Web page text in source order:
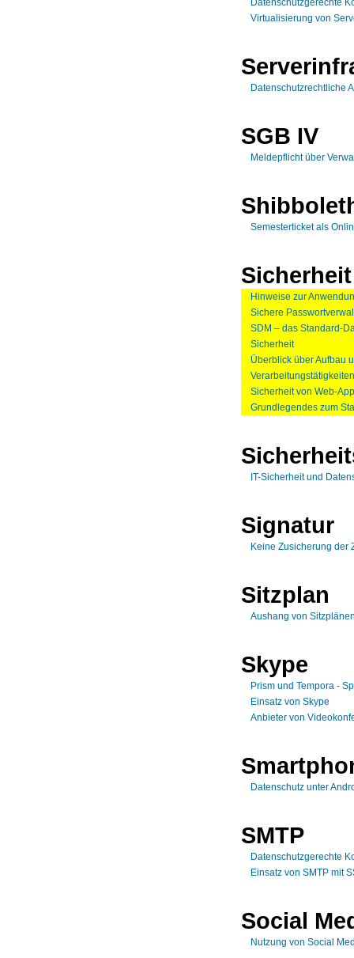
Datenschutzgerechte
Virtualisierung von
Datenschutzrechtliche
SGB IV
Meldepflicht über
Semesterticket als
Sicherheit
Hinweise zur
Sichere
SDM – das Standard-
Sicherheit
Überblick über Aufbau
Sicherheit von Web-
Grundlegendes zum
IT-Sicherheit und
Signatur
Keine Zusicherung der
Sitzplan
Aushang von
Skype
Prism und Tempora -
Einsatz von Skype
Anbieter von
Datenschutz unter
SMTP
Datenschutzgerechte
Einsatz von SMTP mit
Social
Nutzung von Social